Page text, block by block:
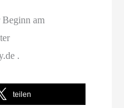
am
.
teilen